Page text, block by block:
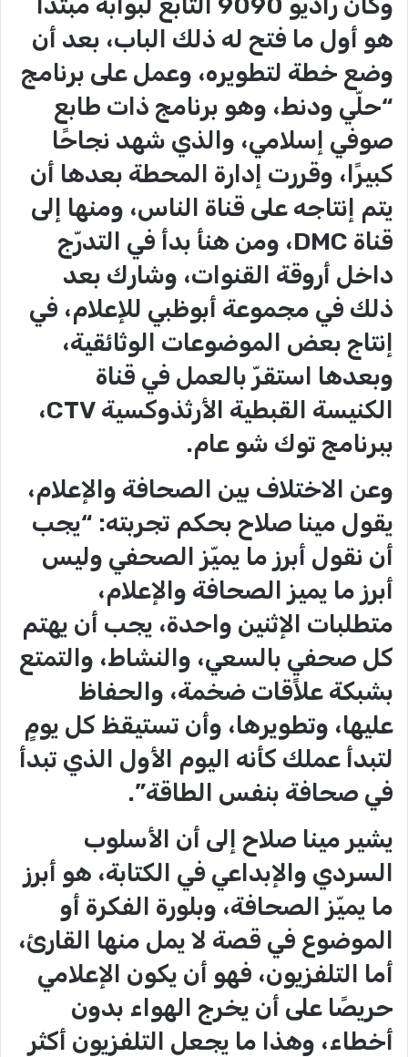
هو أول ما فتح له ذلك الباب، بعد أن
وضع خطة لتطويره، وعمل على برنامج
“حلّي ودنط، وهو برنامج ذات طابع
صوفي إسلامي، والذي شهد نجاحًا
كبيرًا، وقررت إدارة المحطة بعدها أن
يتم إنتاجه على قناة الناس، ومنها إلى
قناة DMC، ومن هنأ بدأ في التدرّج
داخل أروقة القنوات، وشارك بعد
ذلك في مجموعة أبوظبي للإعلام، في
إنتاج بعض الموضوعات الوثائقية،
وبعدها استقرّ بالعمل في قناة
الكنيسة القبطية الأرثذوكسية CTV،
ببرنامج توك شو عام.
وعن الاختلاف بين الصحافة والإعلام،
يقول مينا صلاح بحكم تجربته: “يجب
أن نقول أبرز ما يميّز الصحفي وليس
أبرز ما يميز الصحافة والإعلام،
متطلبات الإثنين واحدة، يجب أن يهتم
كل صحفيٍ بالسعي، والنشاط، والتمتع
بشبكة علاقات ضخمة، والحفاظ
عليها، وتطويرها، وأن تستيقظ كل يومٍ
لتبدأ عملك كأنه اليوم الأول الذي تبدأ
في صحافة بنفس الطاقة”.
يشير مينا صلاح إلى أن الأسلوب
السردي والإبداعي في الكتابة، هو أبرز
ما يميّز الصحافة، وبلورة الفكرة أو
الموضوع في قصة لا يمل منها القارئ،
أما التلفزيون، فهو أن يكون الإعلامي
حريصًا على أن يخرج الهواء بدون
أخطاء، وهذا ما يجعل التلفزيون أكثر